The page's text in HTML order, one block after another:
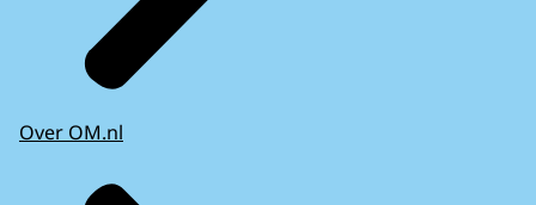
Over OM.nl